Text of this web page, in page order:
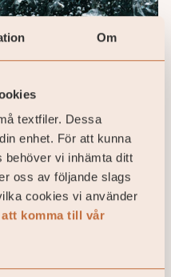
Om
textfiler. Dessa
enhet. För att kunna
vi inhämta ditt
oss av följande slags
cookies vi använder
komma till vår
i IT-
som
expertis inom IT
fokuserar